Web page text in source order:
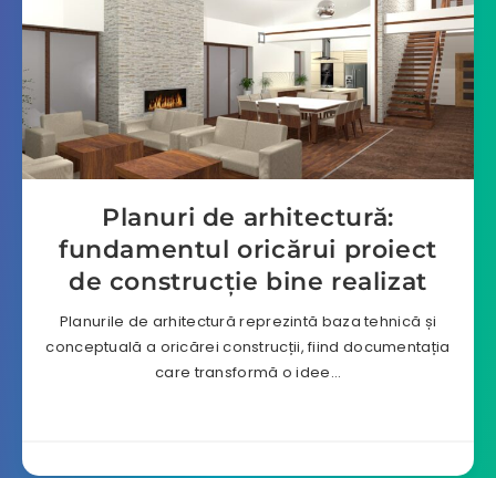
Planuri de arhitectură:
fundamentul oricărui proiect
de construcție bine realizat
Planurile de arhitectură reprezintă baza tehnică și
conceptuală a oricărei construcții, fiind documentația
care transformă o idee…